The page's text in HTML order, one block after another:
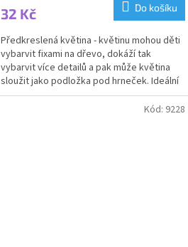
32 Kč Do košíku
Předkreslená květina - květinu mohou děti
vybarvit fixami na dřevo, dokáží tak
vybarvit více detailů a pak může květina
sloužit jako podložka pod hrneček. Ideální
dárek na Den...
Kód: 9228